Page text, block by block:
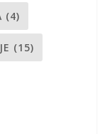
(4)
(15)